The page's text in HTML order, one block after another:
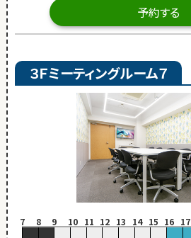
予約する
３Ｆミーティングルーム７
7 8 9 10 11 12 13 14 15 16 17